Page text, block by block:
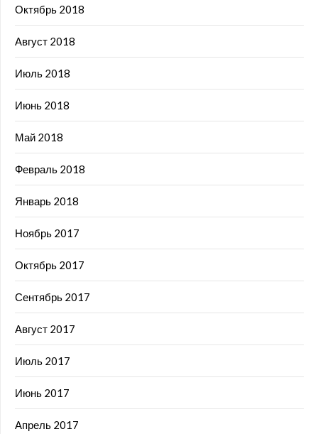
Октябрь 2018
Август 2018
Июль 2018
Июнь 2018
Май 2018
Февраль 2018
Январь 2018
Ноябрь 2017
Октябрь 2017
Сентябрь 2017
Август 2017
Июль 2017
Июнь 2017
Апрель 2017